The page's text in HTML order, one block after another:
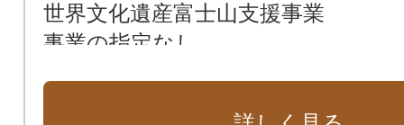
世界文化遺産富士山支援事業
事業の指定なし